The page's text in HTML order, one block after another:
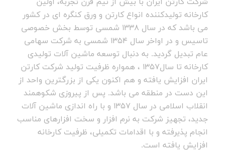
کارخانه تولیدکننده انواع کارتن و ورق کنگره ای در کشور
می باشد که در سال 1338 شمسی توسط بخش خصوصی
تاسیس و در اواخر سال 1354 شمسی به شرکت سهامی
عام تبدیل گردید. به دنبال توسعه ماشین آلات تولیدی
کارخانه تا سال1357 ، همواره ظرفیت تولید شرکت کارتن
ایران افزایش یافته و هم اکنون یکی از بزرگترین واحد از
این دست در منطقه می باشد. پس از پیروزی شکوهمند
انقلاب اسلامی در سال 1357 و با راه اندازی ماشین آلات
جدید، تجهیز شرکت به نرم افزار و سخت افزارهای مناسب
انجام پذیرفته و با اقدامات تکمیلی، ظرفیت کارخانه
افزایش یافته است.